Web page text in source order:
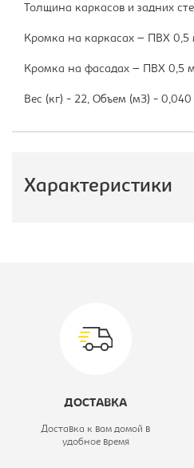
Толщина каркасов и задних
Кромка на каркасах – ПВХ 0,5
Кромка на фасадах – ПВХ 0,5
Вес (кг) - 22, Объем (м3) - 0,040
Характеристики
Ширина, мм:
Вид:
ДОСТАВКА
Доставка к вам домой в
удобное время